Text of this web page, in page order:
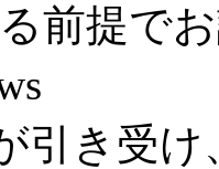
前提で
引き受